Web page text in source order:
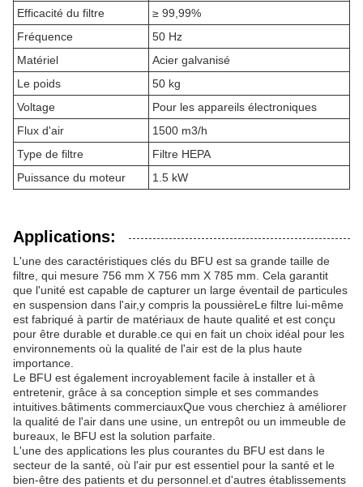
Efficacité du filtre
≥ 99,99%
Fréquence
50 Hz
Matériel
Acier galvanisé
Le poids
50 kg
Voltage
Pour les appareils électroniques
Flux d'air
1500 m3/h
Type de filtre
Filtre HEPA
Puissance du moteur
1.5 kW
Applications:
L'une des caractéristiques clés du BFU est sa grande taille de
filtre, qui mesure 756 mm X 756 mm X 785 mm. Cela garantit
que l'unité est capable de capturer un large éventail de particules
en suspension dans l'air,y compris la poussièreLe filtre lui-même
est fabriqué à partir de matériaux de haute qualité et est conçu
pour être durable et durable.ce qui en fait un choix idéal pour les
environnements où la qualité de l'air est de la plus haute
importance.
Le BFU est également incroyablement facile à installer et à
entretenir, grâce à sa conception simple et ses commandes
intuitives.bâtiments commerciauxQue vous cherchiez à améliorer
la qualité de l'air dans une usine, un entrepôt ou un immeuble de
bureaux, le BFU est la solution parfaite.
L'une des applications les plus courantes du BFU est dans le
secteur de la santé, où l'air pur est essentiel pour la santé et le
bien-être des patients et du personnel.et d'autres établissements